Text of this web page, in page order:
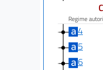
Regime
4
5
6